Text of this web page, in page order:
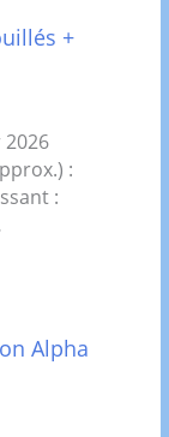
+
:
:
Alpha